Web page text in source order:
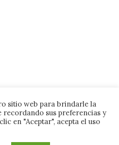
PRIVACIDAD AVISO LEGAL
sitio web para brindarle la
recordando sus preferencias y
en "Aceptar", acepta el uso